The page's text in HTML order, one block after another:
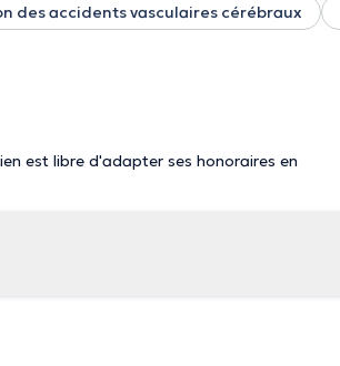
des accidents vasculaires cérébraux
est libre d'adapter ses honoraires en